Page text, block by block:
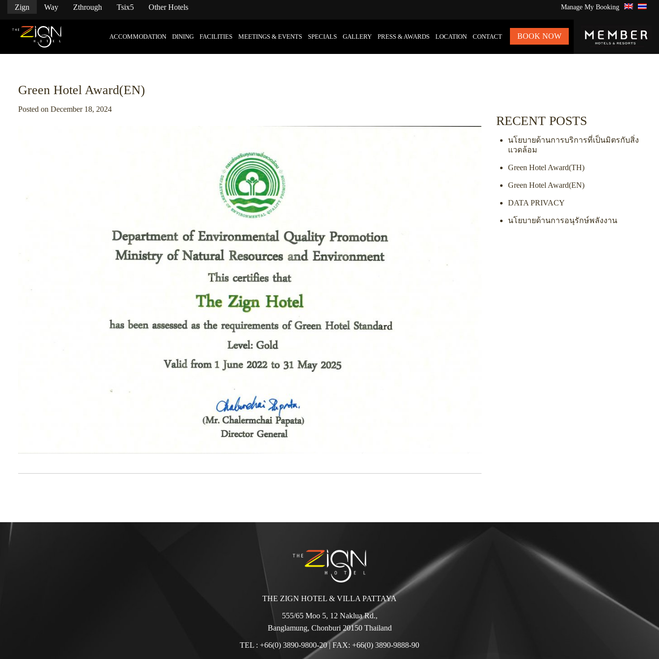
Skip
content
Zign Way Zthrough Tsix5 Other Hotels Manage My Booking
BOOK NOW
ACCOMMODATION DINING FACILITIES MEETINGS & EVENTS SPECIALS GALLERY PRESS & AWARDS LOCATION CONTACT
Green Hotel Award(EN)
Posted on December 18, 2024
RECENT POSTS
นโยบายด้านการบริการที่เป็นมิตรกับสิ่ง
แวดล้อม
Green Hotel Award(TH)
Green Hotel Award(EN)
DATA PRIVACY
นโยบายด้านการอนุรักษ์พลังงาน
THE ZIGN HOTEL & VILLA PATTAYA
555/65 Moo 5, 12 Naklua Rd.,
Banglamung, Chonburi 20150 Thailand
TEL : +66(0) 3890-9800-20| FAX: +66(0) 3890-9888-90